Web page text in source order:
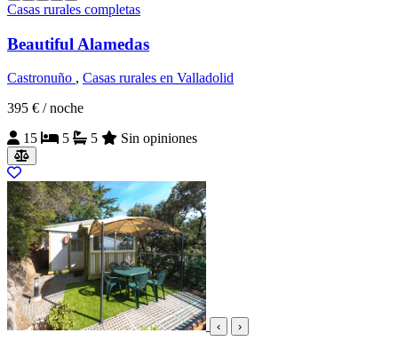
Casas rurales completas
Beautiful Alamedas
Castronuño , Casas rurales en Valladolid
395 € / noche
15
5 5 Sin opiniones
‹ ›